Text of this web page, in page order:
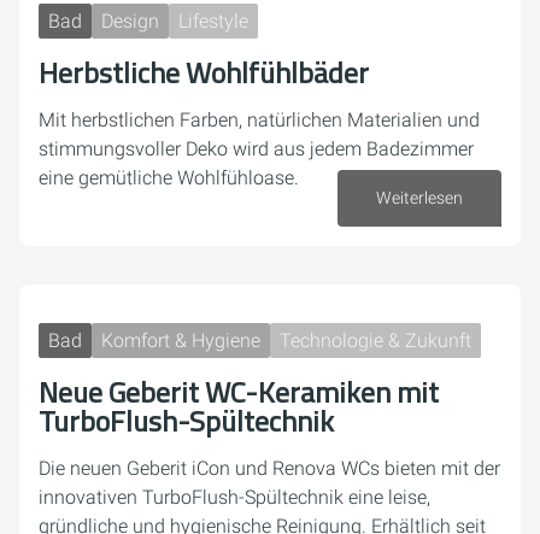
Bad Design Lifestyle
Herbstliche Wohlfühlbäder
Mit herbstlichen Farben, natürlichen Materialien und
stimmungsvoller Deko wird aus jedem Badezimmer
eine gemütliche Wohlfühloase.
Weiterlesen
Bad Komfort & Hygiene Technologie & Zukunft
Neue Geberit WC-Keramiken mit
TurboFlush-Spültechnik
Die neuen Geberit iCon und Renova WCs bieten mit der
innovativen TurboFlush-Spültechnik eine leise,
gründliche und hygienische Reinigung. Erhältlich seit